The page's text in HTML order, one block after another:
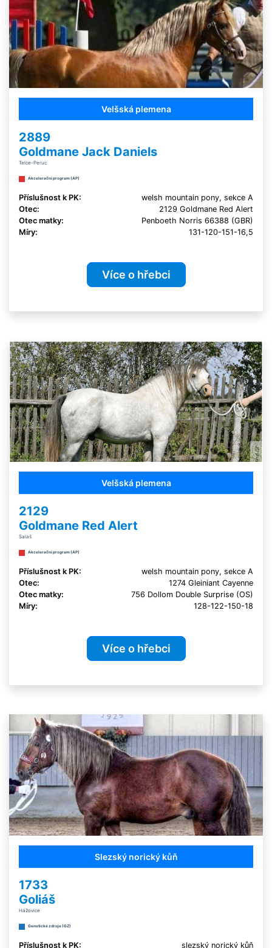
Velšská plemena
2889
Goldmane Jack Daniels
Telce-Peruc
Akcelerační program (AP)
Příslušnost k PK:
welsh mountain pony, sekce A
Otec:
2129 Goldmane Red Alert
Otec matky:
Penboeth Norris 66388 (GBR)
Míry:
131-120-151-16,5
Více o hřebci
Velšská plemena
2129
Goldmane Red Alert
Salaš
Akcelerační program (AP)
Příslušnost k PK:
welsh mountain pony, sekce A
Otec:
1274 Gleiniant Cayenne
Otec matky:
756 Dollom Double Surprise (OS)
Míry:
128-122-150-18
Více o hřebci
Slezský norický kůň
1733
Goliáš
Hážovice
Genetické zdroje (GZ)
Příslušnost k PK:
slezský norický kůň